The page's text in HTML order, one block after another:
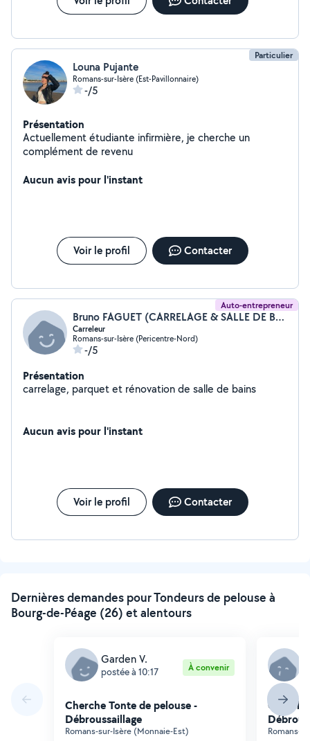
Particulier
Louna Pujante
Romans-sur-Isère (Est-Pavillonnaire)
-/5
Présentation
Actuellement étudiante infirmière, je cherche un
complément de revenu
Aucun avis pour l'instant
Voir le profil Contacter
Auto-entrepreneur
Bruno FAGUET (CARRELAGE & SALLE DE BAINS)
Carreleur
Romans-sur-Isère (Pericentre-Nord)
-/5
Présentation
carrelage, parquet et rénovation de salle de bains
Aucun avis pour l'instant
Voir le profil Contacter
Dernières demandes pour Tondeurs de pelouse à
Bourg-de-Péage (26) et alentours
Garden V.
postée à 10:17 À convenir
Cherche Tonte de pelouse -
Débroussaillage
Romans-sur-Isère (Monnaie-Est)
Romans-